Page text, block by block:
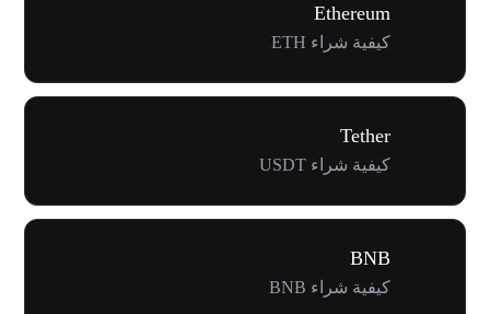
Ethereum
كيفية شراء ETH
Tether
كيفية شراء USDT
BNB
كيفية شراء BNB